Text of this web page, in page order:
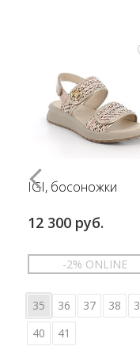
IGI, босоножки
12 300 руб.
-2% ONLINE
35 36 37 38
40
41